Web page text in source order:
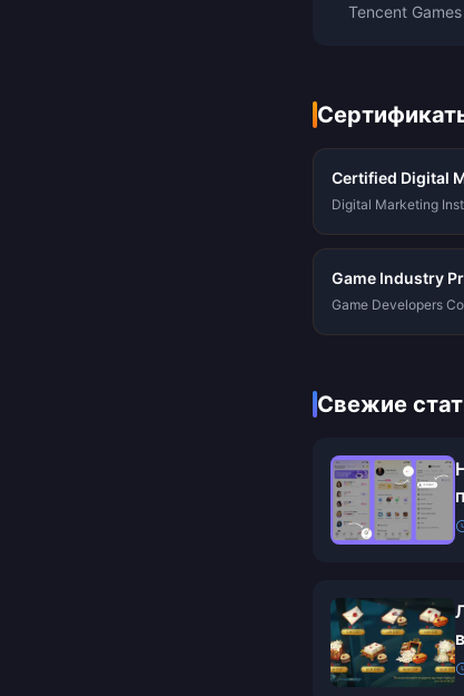
Tencent Games
Certified Digital
Digital Marketing
Game Industry
Game Developers
Свежие